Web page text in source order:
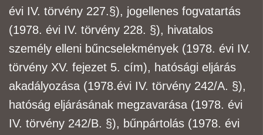
évi IV. törvény 227.§), jogellenes fogvatartás
(1978. évi IV. törvény 228. §), hivatalos
személy elleni bűncselekmények (1978. évi IV.
törvény XV. fejezet 5. cím), hatósági eljárás
akadályozása (1978.évi IV. törvény 242/A. §),
hatóság eljárásának megzavarása (1978. évi
IV. törvény 242/B. §), bűnpártolás (1978. évi